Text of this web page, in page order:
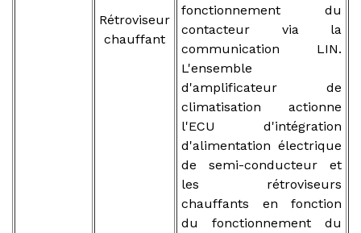
Rétroviseur
chauffant
fonctionnement du
contacteur via la
communication LIN.
L'ensemble
d'amplificateur de
climatisation actionne
l'ECU d'intégration
d'alimentation électrique
de semi-conducteur et
les rétroviseurs
chauffants en fonction
du fonctionnement du